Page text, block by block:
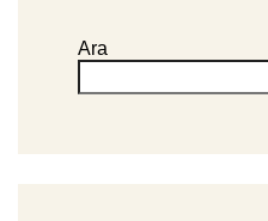
Ara